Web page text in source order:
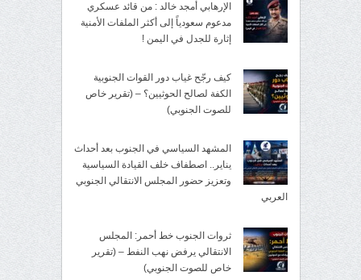
الإرهابي أمجد خالد : من قائد عسكري
مدعوم سعودياً إلى أكثر الملفات الأمنية
إثارة للجدل في اليمن !
كيف رجّح غياب دور القوات الجنوبية
الكفة لصالح الحوثيين؟ – (تقرير خاص
للصوت الجنوبي)
المشهد السياسي في الجنوب بعد أحداث
يناير.. اصطفاف خلف القيادة السياسية
وتعزيز حضور المجلس الانتقالي الجنوبي
العربي
ثروات الجنوب خط أحمر: المجلس
الانتقالي يرفض نهب النفط – (تقرير
خاص للصوت الجنوبي)